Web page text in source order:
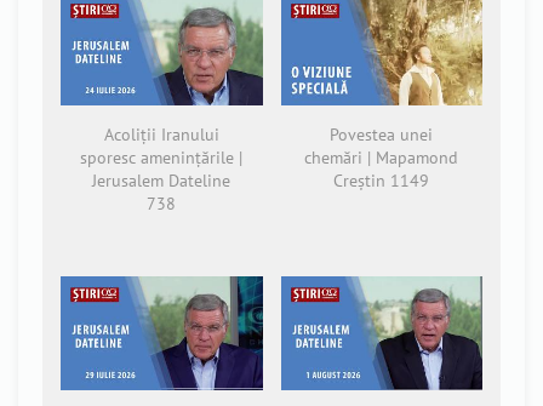
Acoliții Iranului
sporesc amenințările |
Jerusalem Dateline
738
Povestea unei
chemări | Mapamond
Creștin 1149